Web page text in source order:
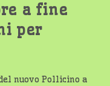
a fine
per
nuovo Pollicino a